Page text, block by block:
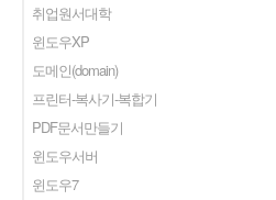
취업원서대학
윈도우XP
도메인(domain)
프린터-복사기-복합기
PDF문서만들기
윈도우서버
윈도우7